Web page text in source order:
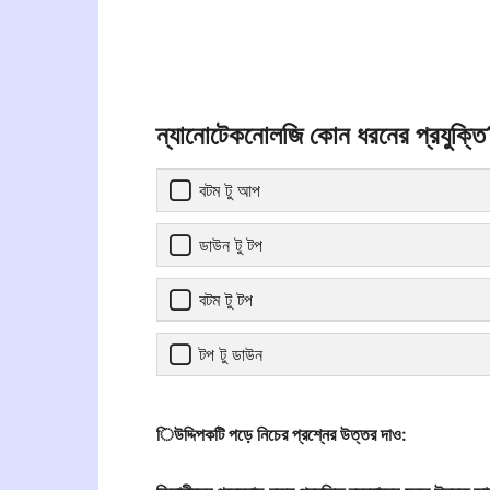
ন্যানোটেকনোলজি কোন ধরনের
বটম টু আপ
ডাউন টু টপ
বটম টু টপ
টপ টু ডাউন
িউদ্দিপকটি পড়ে নিচের প্রশ্নের উত্তর দাও: